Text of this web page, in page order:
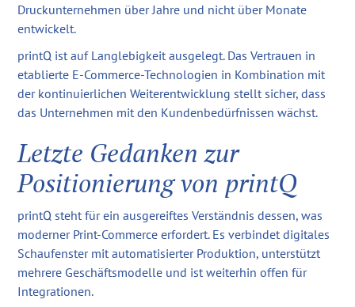
Druckunternehmen über Jahre und nicht über Monate
entwickelt.
printQ ist auf Langlebigkeit ausgelegt. Das Vertrauen in
etablierte E-Commerce-Technologien in Kombination mit
der kontinuierlichen Weiterentwicklung stellt sicher, dass
das Unternehmen mit den Kundenbedürfnissen wächst.
Letzte Gedanken zur
Positionierung von printQ
printQ steht für ein ausgereiftes Verständnis dessen, was
moderner Print-Commerce erfordert. Es verbindet digitales
Schaufenster mit automatisierter Produktion, unterstützt
mehrere Geschäftsmodelle und ist weiterhin offen für
Integrationen.